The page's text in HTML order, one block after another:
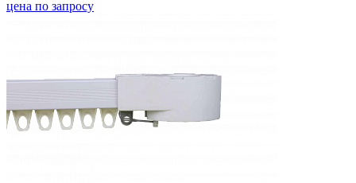
цена по запросу